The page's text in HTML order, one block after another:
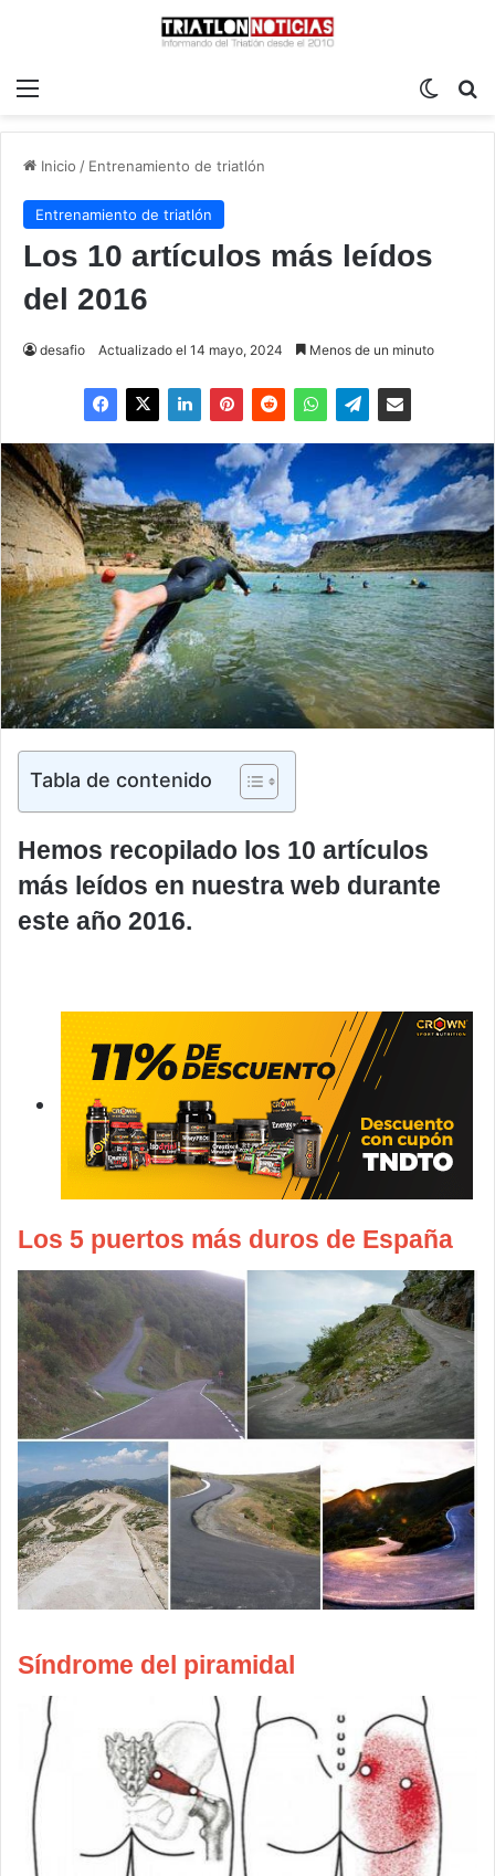
Inicio / Entrenamiento de triatlón
Entrenamiento de triatlón
Los 10 artículos más leídos
del 2016
desafio Actualizado el 14 mayo, 2024 Menos de un minuto
Tabla de contenido
Hemos recopilado los 10 artículos
más leídos en nuestra web durante
este año 2016.
Los 5 puertos más duros de España
Síndrome del piramidal